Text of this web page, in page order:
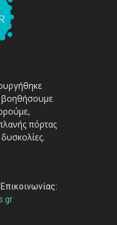
βοηθήσουμε
πόρτας